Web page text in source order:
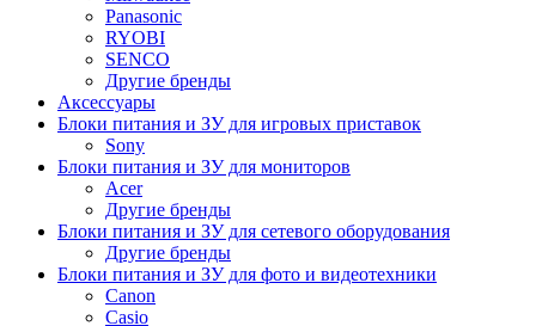
Panasonic
RYOBI
SENCO
Другие бренды
Аксессуары
Блоки питания и ЗУ для игровых приставок
Sony
Блоки питания и ЗУ для мониторов
Acer
Другие бренды
Блоки питания и ЗУ для сетевого оборудования
Другие бренды
Блоки питания и ЗУ для фото и видеотехники
Canon
Casio